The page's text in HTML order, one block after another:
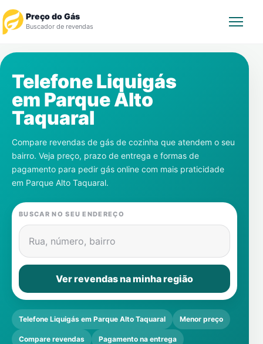
Preço do Gás
Buscador de revendas
Revendedor
Notícias
Cadastre-se
Gás
Contatos
Telefone Liquigás
em Parque Alto
Taquaral
Compare revendas de gás de cozinha que atendem o seu
bairro. Veja preço, prazo de entrega e formas de
pagamento para pedir gás online com mais praticidade
em Parque Alto Taquaral.
BUSCAR NO SEU ENDEREÇO
Rua, número, bairro
Ver revendas na minha região
Telefone Liquigás em Parque Alto Taquaral Menor preço
Compare revendas Pagamento na entrega